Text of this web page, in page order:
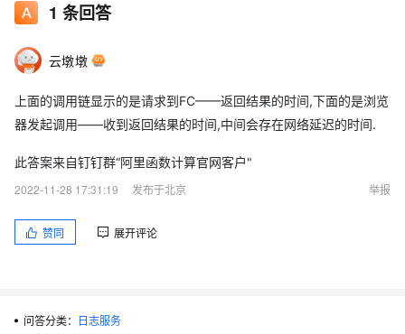
1 条回答
云墩墩
上面的调用链显示的是请求到FC——返回结果的时间,下面的是浏览
器发起调用——收到返回结果的时间,中间会存在网络延迟的时间.
此答案来自钉钉群“阿里函数计算官网客户"
2022-11-28 17:31:19
发布于北京 举报
赞同 展开评论
问答分类： 日志服务